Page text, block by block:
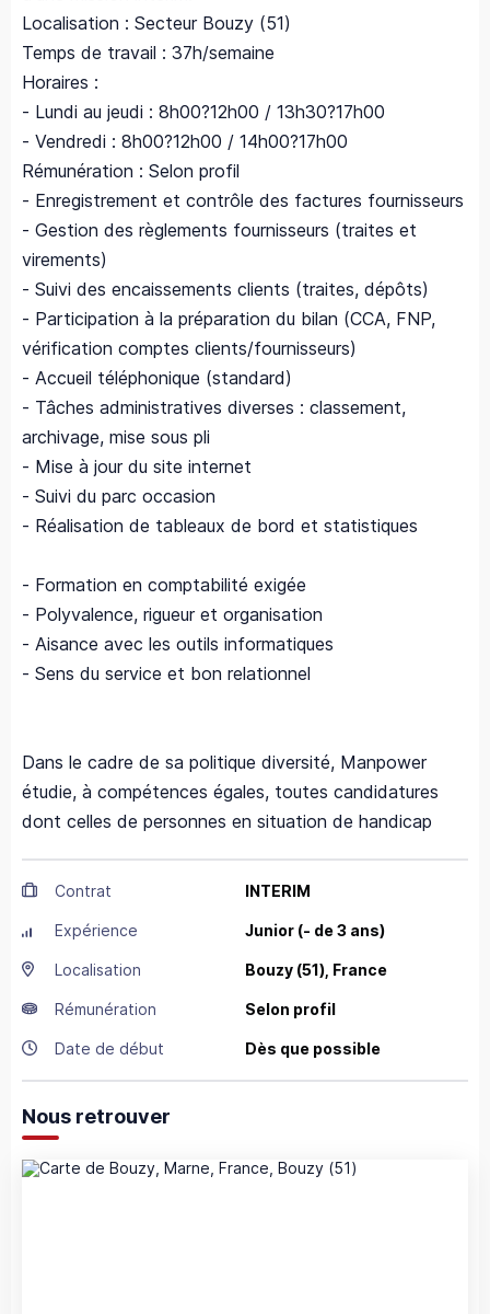
Localisation : Secteur Bouzy (51)
Temps de travail : 37h/semaine
Horaires :
- Lundi au jeudi : 8h00?12h00 / 13h30?17h00
- Vendredi : 8h00?12h00 / 14h00?17h00
Rémunération : Selon profil
- Enregistrement et contrôle des factures fournisseurs
- Gestion des règlements fournisseurs (traites et
virements)
- Suivi des encaissements clients (traites, dépôts)
- Participation à la préparation du bilan (CCA, FNP,
vérification comptes clients/fournisseurs)
- Accueil téléphonique (standard)
- Tâches administratives diverses : classement,
archivage, mise sous pli
- Mise à jour du site internet
- Suivi du parc occasion
- Réalisation de tableaux de bord et statistiques
- Formation en comptabilité exigée
- Polyvalence, rigueur et organisation
- Aisance avec les outils informatiques
- Sens du service et bon relationnel
Dans le cadre de sa politique diversité, Manpower
étudie, à compétences égales, toutes candidatures
dont celles de personnes en situation de handicap
Contrat INTERIM
Expérience Junior (- de 3 ans)
Localisation Bouzy (51), France
Rémunération Selon profil
Date de début Dès que possible
Nous retrouver